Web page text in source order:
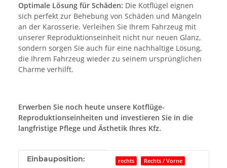
Optimale Lösung für Schäden: Die Kotflügel eignen
sich perfekt zur Behebung von Schäden und Mängeln
an der Karosserie. Verleihen Sie Ihrem Fahrzeug mit
unserer Reproduktionseinheit nicht nur neuen Glanz,
sondern sorgen Sie auch für eine nachhaltige Lösung,
die Ihrem Fahrzeug wieder zu seinem ursprünglichen
Charme verhilft.
Erwerben Sie noch heute unsere Kotflüge-
Reproduktionseinheiten und investieren Sie in die
langfristige Pflege und Ästhetik Ihres Kfz.
Produkteigenschaft
Wert
Einbauposition: rechts Rechts / Vorne